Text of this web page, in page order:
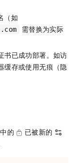
（如
需替换为实际
书已成功部署。如访
缓存或使用无痕（隐
的
已被新的